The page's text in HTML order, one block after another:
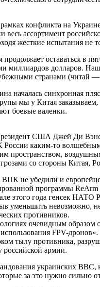
конфликта на
весь ассортимент
жесткие испытания не
оставаться в
миллиардов долларов.
странами (читай
началась синхронная
мы у Китая заказываем,
боевые валенки.
США Джей Ди
России каким-то
пространством,
со стороны Китая,
не убедили и
программы
этого года генсек
уменьшить невозможно,
противников.
очевидным образом
FPV-
тылу противника,
российской армии.
украинских
за это нужно сильно